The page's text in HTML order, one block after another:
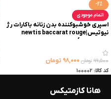
-2%
اتمام موجودی
اسپری خوشبوکننده بدن زنانه باکارات رژ
نیوتیس|newtis baccarat rouge
perfume spray
۹۹,۵۰۰ تومان ۹۸,۰۰۰ تومان
کد کالا: 100002
هانا کازمتیکس